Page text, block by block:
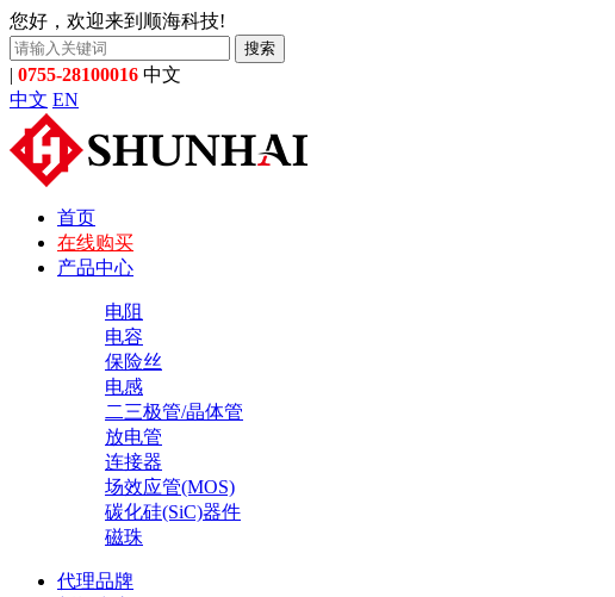
您好，欢迎来到顺海科技!
搜索
| 0755-28100016 中文
中文 EN
首页
在线购买
产品中心
电阻
电容
保险丝
电感
二三极管/晶体管
放电管
连接器
场效应管(MOS)
碳化硅(SiC)器件
磁珠
代理品牌